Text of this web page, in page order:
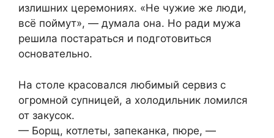
излишних церемониях. «Не чужие же люди,
всё поймут», — думала она. Но ради мужа
решила постараться и подготовиться
основательно.
На столе красовался любимый сервиз с
огромной супницей, а холодильник ломился
от закусок.
— Борщ, котлеты, запеканка, пюре, —